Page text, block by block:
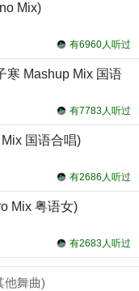
Mix)
有6960人听过
寒 Mashup Mix 国语
有7783人听过
国语合唱)
有2686人听过
Mix 粤语女)
有2683人听过
他舞曲)